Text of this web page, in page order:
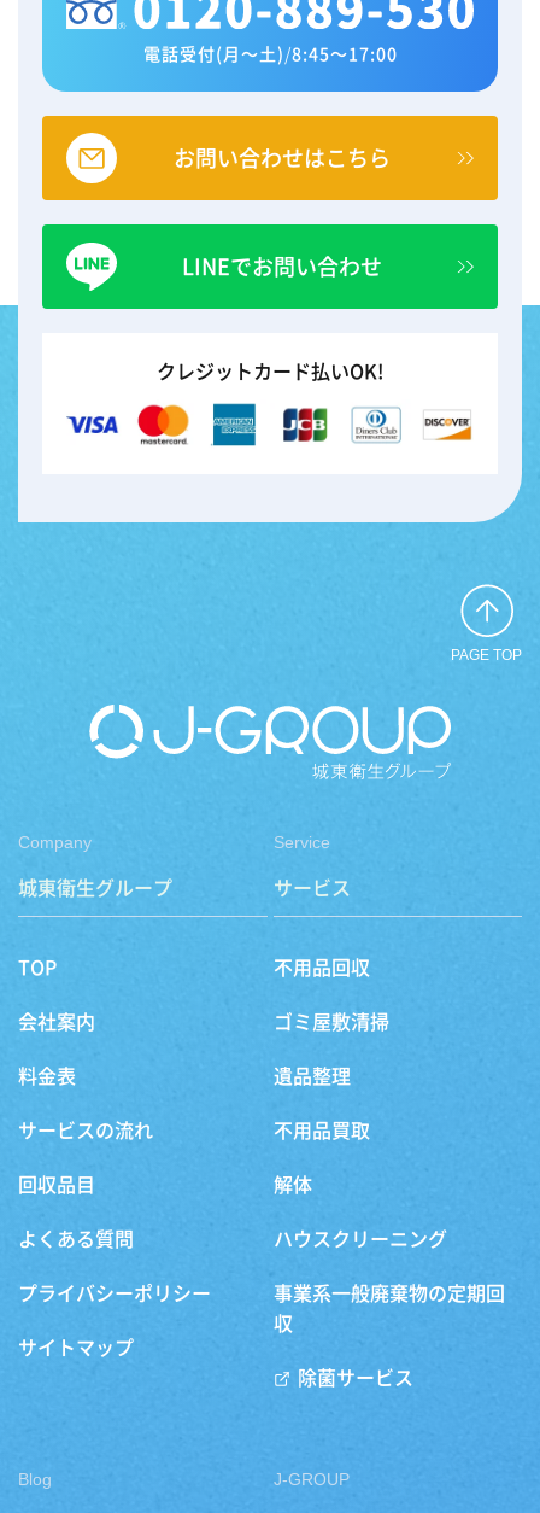
電話受付(月～土) /8:45～17:00
お問い合わせはこちら
LINEでお問い合わせ
クレジットカード払いOK!
PAGE TOP
Company
城東衛生グループ
TOP
会社案内
料金表
サービスの流れ
回収品目
よくある質問
プライバシーポリシー
サイトマップ
Service
サービス
不用品回収
ゴミ屋敷清掃
遺品整理
不用品買取
解体
ハウスクリーニング
事業系一般廃棄物の定期回
収
除菌サービス
Blog J-GROUP